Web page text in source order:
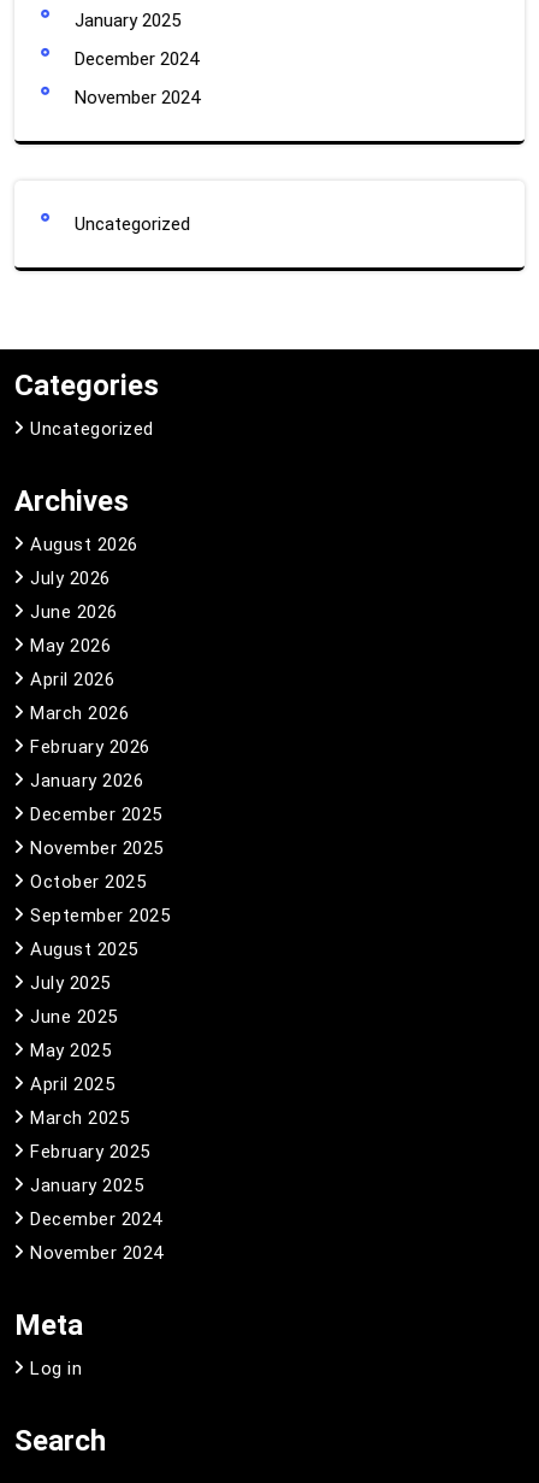
January 2025
December 2024
November 2024
Uncategorized
Categories
Uncategorized
Archives
August 2026
July 2026
June 2026
May 2026
April 2026
March 2026
February 2026
January 2026
December 2025
November 2025
October 2025
September 2025
August 2025
July 2025
June 2025
May 2025
April 2025
March 2025
February 2025
January 2025
December 2024
November 2024
Meta
Log in
Search